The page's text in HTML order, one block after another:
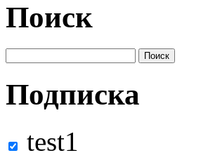
Поиск
Подписка
test1